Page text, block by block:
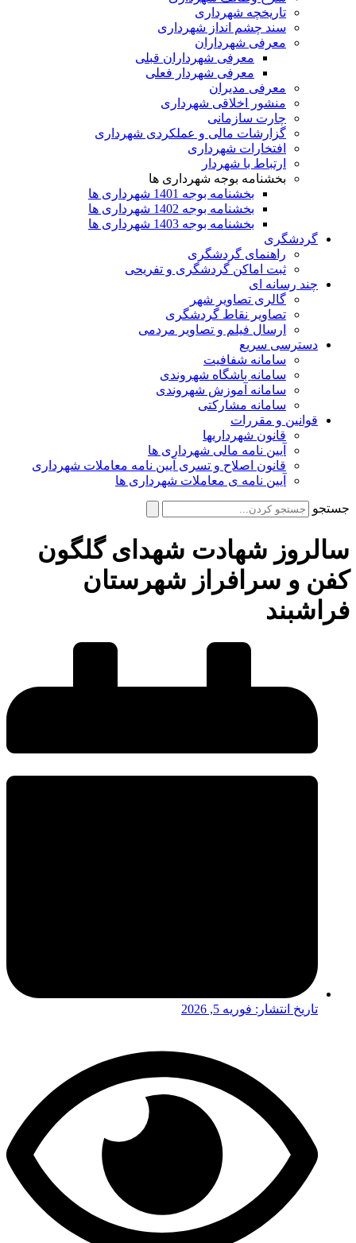
تاریخچه شهرداری
سند چشم انداز شهرداری
معرفی شهرداران
معرفی شهرداران قبلی
معرفی شهردار فعلی
معرفی مدیران
منشور اخلاقی شهرداری
چارت سازمانی
گزارشات مالی و عملکردی شهرداری
افتخارات شهرداری
ارتباط با شهردار
بخشنامه بوجه شهرداری ها
بخشنامه بوجه 1401 شهرداری ها
بخشنامه بوجه 1402 شهرداری ها
بخشنامه بوجه 1403 شهرداری ها
گردشگری
راهنمای گردشگری
ثبت اماکن گردشگری و تفریحی
چند رسانه ای
گالری تصاویر شهر
تصاویر نقاط گردشگری
ارسال فیلم و تصاویر مردمی
دسترسی سریع
سامانه شفافیت
سامانه باشگاه شهروندی
سامانه آموزش شهروندی
سامانه مشارکتی
قوانین و مقررات
قانون شهرداریها
آیین نامه مالی شهرداری ها
قانون اصلاح و تسری آیین نامه معاملات شهرداری
آیین نامه ی معاملات شهرداری ها
جستجو
سالروز شهادت شهدای گلگون
کفن و سرافراز شهرستان
فراشبند
تاریخ انتشار: فوریه 5, 2026